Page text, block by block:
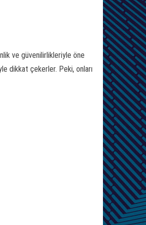
ve güvenilirlikleriyle öne
dikkat çekerler. Peki, onları